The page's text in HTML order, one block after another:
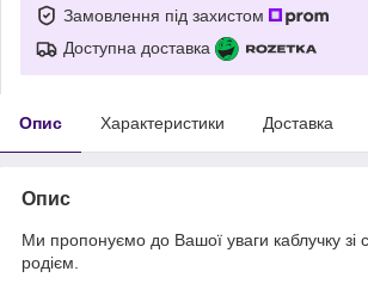
Замовлення під захистом
Доступна доставка
Опис Характеристики Доставка
Опис
Ми пропонуємо до Вашої уваги каблучку зі
родієм.